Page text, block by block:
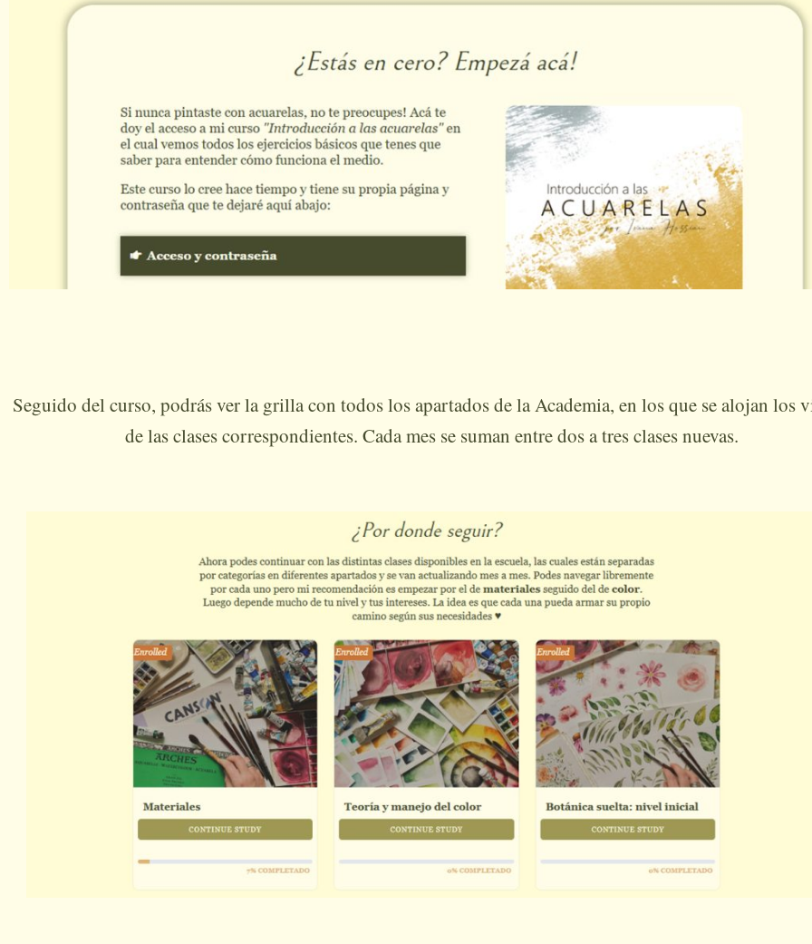
Seguido del curso, podrás ver la grilla con todos los apartados de la Academia, en los que se alojan los
de las clases correspondientes. Cada mes se suman entre dos a tres clases nuevas.